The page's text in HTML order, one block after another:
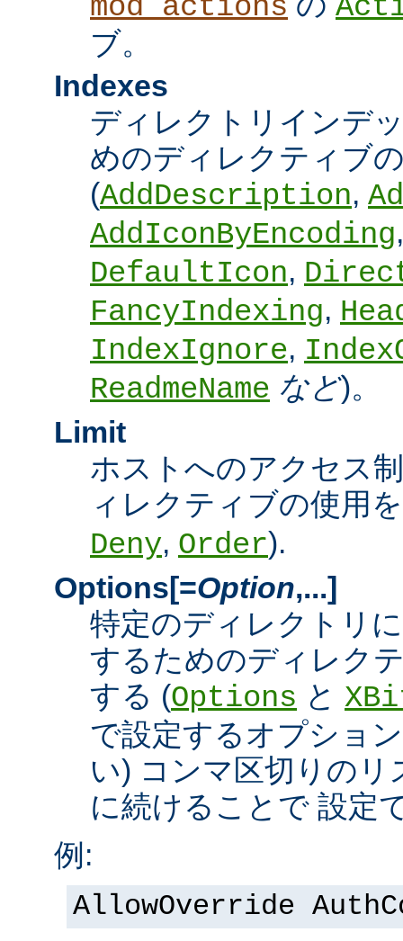
mod_actions
ブ。
Indexes
ディレクトリインデ
めのディレクティブ
(AddDescription,
AddIconByEncoding
DefaultIcon,
FancyIndexing,
IndexIgnore,
ReadmeName など)。
Limit
ホストへのアクセス
ィレクティブの使用
Deny, Order).
Options[=Option,...]
特定のディレクトリ
するためのディレク
する (Options と
で設定するオプショ
い) コンマ区切りの
に続けることで 設定
例:
AllowOverride